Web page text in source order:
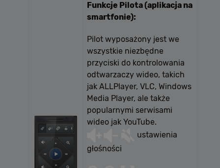
Funkcje Pilota (aplikacja na
smartfonie):
Pilot wyposażony jest we
wszystkie niezbędne
przyciski do kontrolowania
odtwarzaczy wideo, takich
jak ALLPlayer, VLC, Windows
Media Player, ale także
popularnymi serwisami
wideo jak YouTube.
ustawienia
głośności